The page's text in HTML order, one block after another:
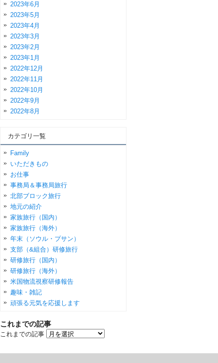
2023年6月
2023年5月
2023年4月
2023年3月
2023年2月
2023年1月
2022年12月
2022年11月
2022年10月
2022年9月
2022年8月
カテゴリ一覧
Family
いただきもの
お仕事
事務局＆事務局旅行
北部ブロック旅行
地元の紹介
家族旅行（国内）
家族旅行（海外）
年末（ソウル・プサン）
支部（&組合）研修旅行
研修旅行（国内）
研修旅行（海外）
米国物流視察研修報告
趣味・雑記
頑張る元気を応援します
これまでの記事
これまでの記事